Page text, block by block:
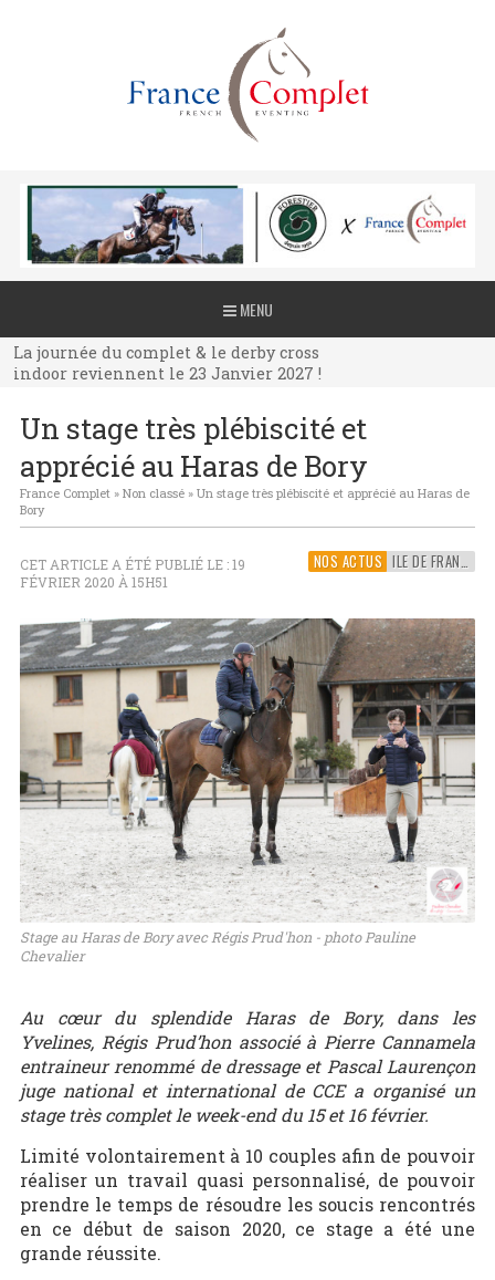
MENU
La journée du complet & le derby cross
indoor reviennent le 23 Janvier 2027 !
La journée du complet & le derby cross
indoor reviennent le 23 Janvier 2027 !
indoor reviennent le 23 Janvier 2027 !
Un stage très plébiscité et
apprécié au Haras de Bory
France Complet» Non classé» Un stage très plébiscité et apprécié au Haras de
Bory
NOS ACTUS ILE DE FRANCE
CET ARTICLE A ÉTÉ PUBLIÉ LE : 19
FÉVRIER 2020 À 15H51
Stage au Haras de Bory avec Régis Prud'hon - photo Pauline
Chevalier
Au cœur du splendide Haras de Bory, dans les
Yvelines, Régis Prud’hon associé à Pierre Cannamela
entraineur renommé de dressage et Pascal Laurençon
juge national et international de CCE a organisé un
stage très complet le week-end du 15 et 16 février.
Limité volontairement à 10 couples afin de pouvoir
réaliser un travail quasi personnalisé, de pouvoir
prendre le temps de résoudre les soucis rencontrés
en ce début de saison 2020, ce stage a été une
grande réussite.